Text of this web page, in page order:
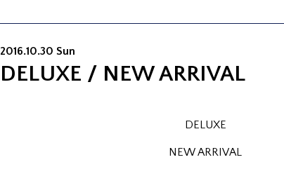
2016.10.30 Sun
DELUXE / NEW ARRIVAL
DELUXE
NEW ARRIVAL